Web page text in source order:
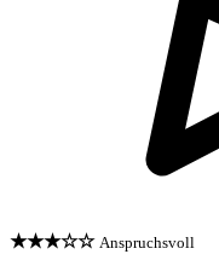
★★★☆☆ Anspruchsvoll